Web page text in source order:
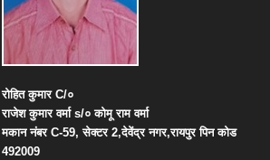
रोहित कुमारC/०
राजेश कुमार वर्माs/० कोमू राम वर्मा
मकान नंबरC-59,सेक्टर2,देवेंद्र नगर,रायपुर पिन कोड
492009